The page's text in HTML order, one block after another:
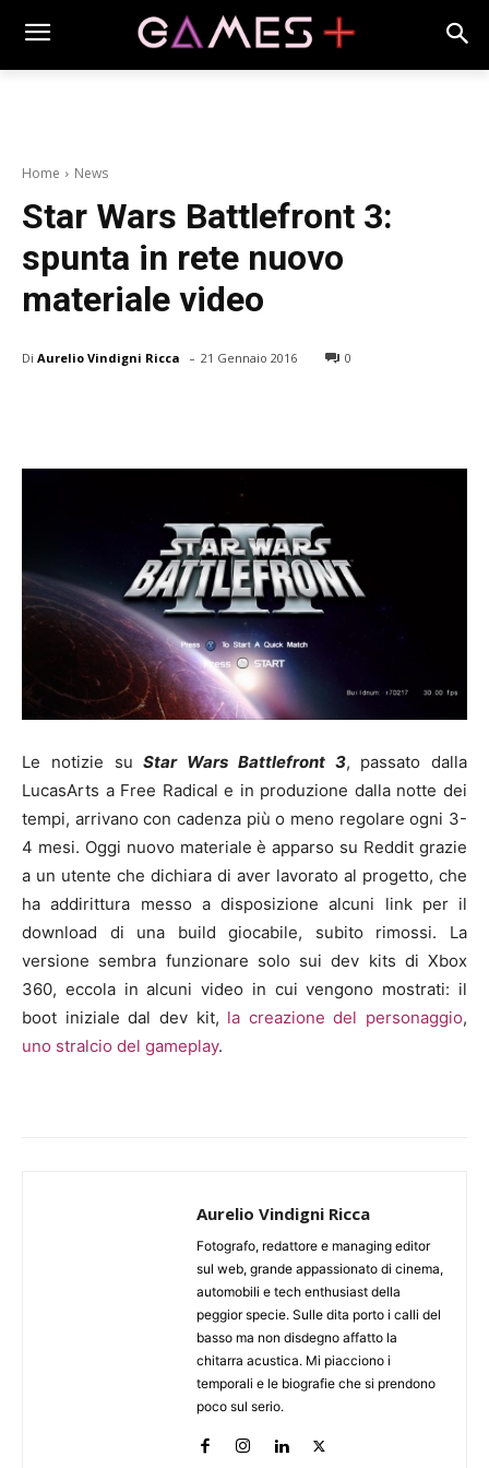
Home News
Star Wars Battlefront 3:
spunta in rete nuovo
materiale video
Di Aurelio Vindigni Ricca - 21 Gennaio 2016 0
Le notizie suStar Wars Battlefront 3, passato dalla
LucasArts a Free Radical e in produzione dalla notte dei
tempi, arrivano con cadenza più o meno regolare ogni 3-
4 mesi. Oggi nuovo materiale è apparso su Reddit grazie
a un utente che dichiara di aver lavorato al progetto, che
ha addirittura messo a disposizione alcuni link per il
download di una build giocabile, subito rimossi. La
versione sembra funzionare solo sui dev kits di Xbox
360, eccola in alcuni video in cui vengono mostrati: il
boot iniziale dal dev kit, la creazione del personaggio,
uno stralcio del gameplay.
Aurelio Vindigni Ricca
Fotografo, redattore e managing editor
sul web, grande appassionato di cinema,
automobili e tech enthusiast della
peggior specie. Sulle dita porto i calli del
basso ma non disdegno affatto la
chitarra acustica. Mi piacciono i
temporali e le biografie che si prendono
poco sul serio.